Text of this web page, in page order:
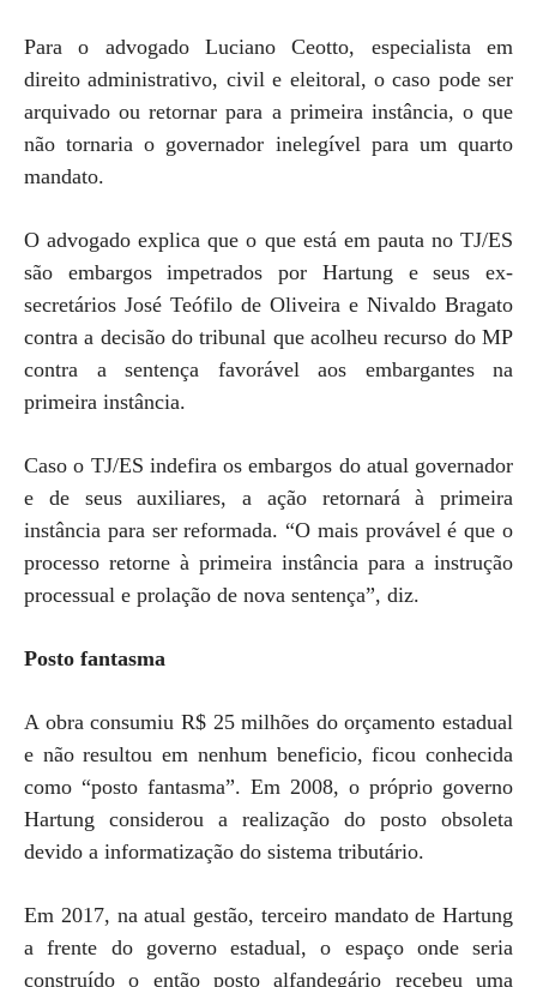
Para o advogado Luciano Ceotto, especialista em
direito administrativo, civil e eleitoral, o caso pode ser
arquivado ou retornar para a primeira instância, o que
não tornaria o governador inelegível para um quarto
mandato.
O advogado explica que o que está em pauta no TJ/ES
são embargos impetrados por Hartung e seus ex-
secretários José Teófilo de Oliveira e Nivaldo Bragato
contra a decisão do tribunal que acolheu recurso do MP
contra a sentença favorável aos embargantes na
primeira instância.
Caso o TJ/ES indefira os embargos do atual governador
e de seus auxiliares, a ação retornará à primeira
instância para ser reformada. “O mais provável é que o
processo retorne à primeira instância para a instrução
processual e prolação de nova sentença”, diz.
Posto fantasma
A obra consumiu R$ 25 milhões do orçamento estadual
e não resultou em nenhum beneficio, ficou conhecida
como “posto fantasma”. Em 2008, o próprio governo
Hartung considerou a realização do posto obsoleta
devido a informatização do sistema tributário.
Em 2017, na atual gestão, terceiro mandato de Hartung
a frente do governo estadual, o espaço onde seria
construído o então posto alfandegário recebeu uma